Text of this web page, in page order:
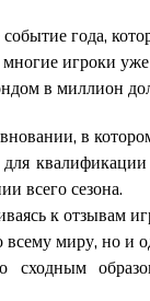
года,
игроки
в миллион
в
всего сезона.
к отзывам
миру, но